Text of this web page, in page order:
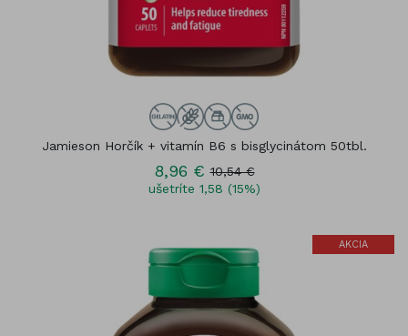
Jamieson Horčík + vitamín B6 s bisglycinátom 50tbl.
8,96 € 10,54 €
ušetríte 1,58 (15%)
AKCIA